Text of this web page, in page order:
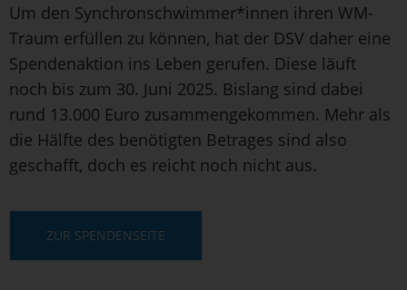
Um den Synchronschwimmer*innen ihren WM-
Traum erfüllen zu können, hat der DSV daher eine
Spendenaktion ins Leben gerufen. Diese läuft
noch bis zum 30. Juni 2025. Bislang sind dabei
rund 13.000 Euro zusammengekommen. Mehr als
die Hälfte des benötigten Betrages sind also
geschafft, doch es reicht noch nicht aus.
ZUR SPENDENSEITE